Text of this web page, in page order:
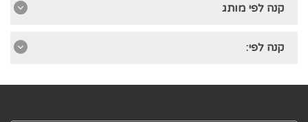
קנה לפי מותג
קנה לפי: